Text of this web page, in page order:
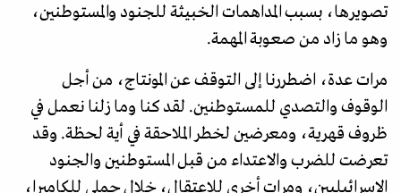
تصويرها، بسبب المداهمات الخبيثة للجنود والمستوطنين،
وهو ما زاد من صعوبة المهمة.
مرات عدة، اضطررنا إلى التوقف عن المونتاج، من أجل
الوقوف والتصدي للمستوطنين. لقد كنا وما زلنا نعمل في
ظروف قهرية، ومعرضين لخطر الملاحقة في أية لحظة. وقد
تعرضت للضرب والاعتداء من قبل المستوطنين والجنود
الإسرائيليين، ومرات أخرى للاعتقال، خلال حملي للكاميرا،